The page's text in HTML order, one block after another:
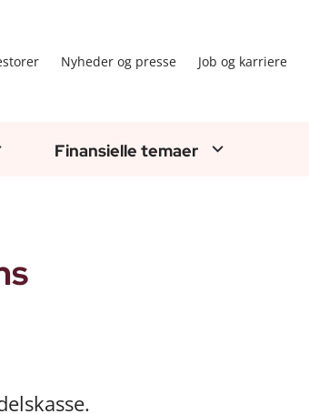
Nyheder og presse Job og karriere
Finansielle temaer